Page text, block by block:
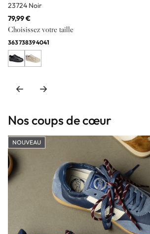
23724 Noir
79,99 €
Choisissez votre taille
363738394041
Nos coups de cœur
NOUVEAU